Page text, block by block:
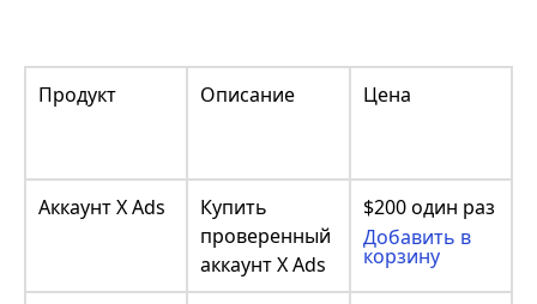
Продукт Описание Цена
Аккаунт X Ads
Купить
проверенный
аккаунт X Ads
$200 один раз
Добавить в
корзину